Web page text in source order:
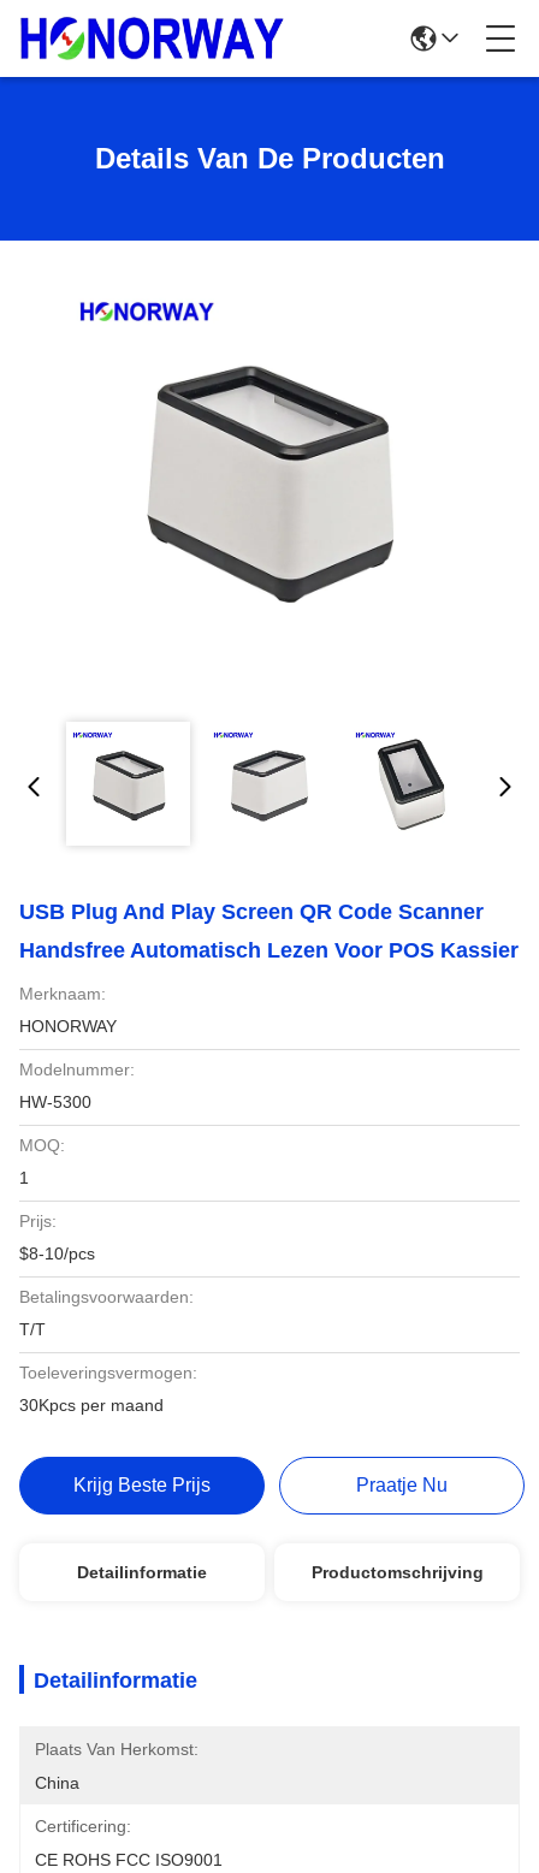
Details Van De Producten
USB Plug And Play Screen QR Code Scanner
Handsfree Automatisch Lezen Voor POS Kassier
Merknaam:
HONORWAY
Modelnummer:
HW-5300
MOQ:
1
Prijs:
$8-10/pcs
Betalingsvoorwaarden:
T/T
Toeleveringsvermogen:
30Kpcs per maand
Krijg Beste Prijs Praatje Nu
Detailinformatie Productomschrijving
Detailinformatie
Plaats Van Herkomst:
China
Certificering:
CE ROHS FCC ISO9001